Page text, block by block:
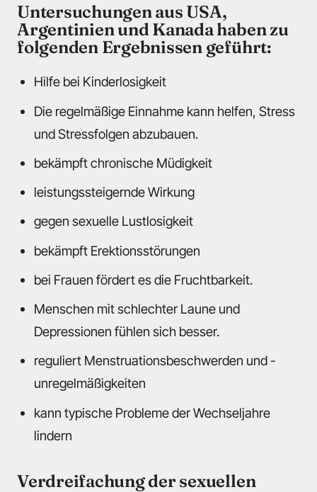
Untersuchungen aus USA,
Argentinien und Kanada haben zu
folgenden Ergebnissen geführt:
Hilfe bei Kinderlosigkeit
Die regelmäßige Einnahme kann helfen, Stress
und Stressfolgen abzubauen.
bekämpft chronische Müdigkeit
leistungssteigernde Wirkung
gegen sexuelle Lustlosigkeit
bekämpft Erektionsstörungen
bei Frauen fördert es die Fruchtbarkeit.
Menschen mit schlechter Laune und
Depressionen fühlen sich besser.
reguliert Menstruationsbeschwerden und -
unregelmäßigkeiten
kann typische Probleme der Wechseljahre
lindern
Verdreifachung der sexuellen